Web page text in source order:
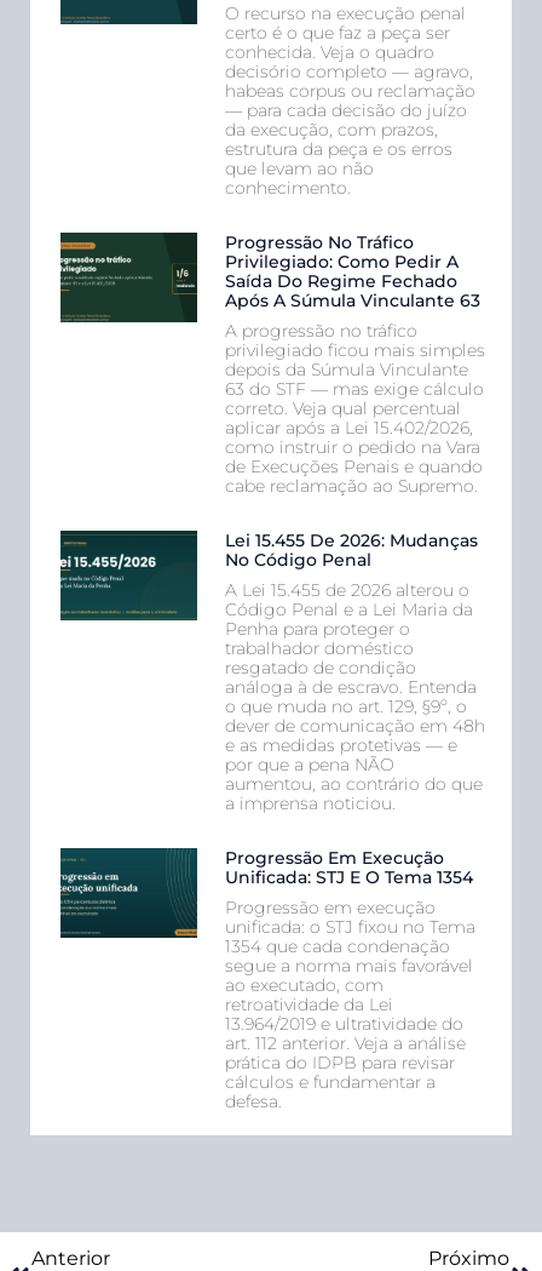
O recurso na execução penal
certo é o que faz a peça ser
conhecida. Veja o quadro
decisório completo — agravo,
habeas corpus ou reclamação
— para cada decisão do juízo
da execução, com prazos,
estrutura da peça e os erros
que levam ao não
conhecimento.
Progressão No Tráfico
Privilegiado: Como Pedir A
Saída Do Regime Fechado
Após A Súmula Vinculante 63
A progressão no tráfico
privilegiado ficou mais simples
depois da Súmula Vinculante
63 do STF — mas exige cálculo
correto. Veja qual percentual
aplicar após a Lei 15.402/2026,
como instruir o pedido na Vara
de Execuções Penais e quando
cabe reclamação ao Supremo.
Lei 15.455 De 2026: Mudanças
No Código Penal
A Lei 15.455 de 2026 alterou o
Código Penal e a Lei Maria da
Penha para proteger o
trabalhador doméstico
resgatado de condição
análoga à de escravo. Entenda
o que muda no art. 129, §9º, o
dever de comunicação em 48h
e as medidas protetivas — e
por que a pena NÃO
aumentou, ao contrário do que
a imprensa noticiou.
Progressão Em Execução
Unificada: STJ E O Tema 1354
Progressão em execução
unificada: o STJ fixou no Tema
1354 que cada condenação
segue a norma mais favorável
ao executado, com
retroatividade da Lei
13.964/2019 e ultratividade do
art. 112 anterior. Veja a análise
prática do IDPB para revisar
cálculos e fundamentar a
defesa.
Anterior Próximo